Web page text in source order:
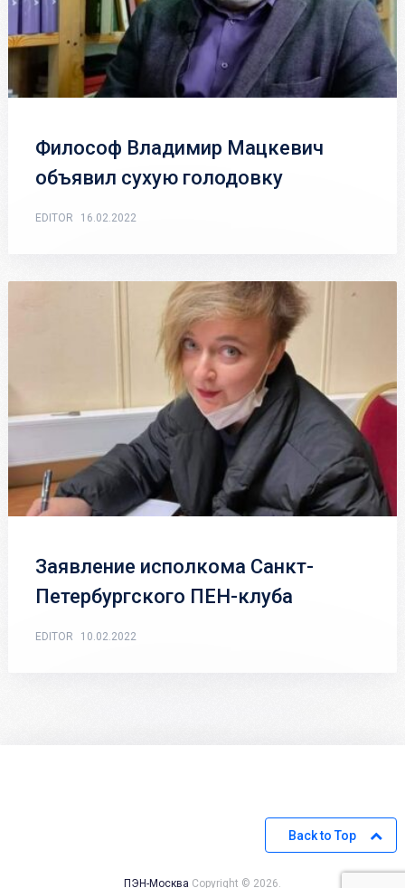
Философ Владимир Мацкевич
объявил сухую голодовку
EDITOR 16.02.2022
Заявление исполкома Санкт-
Петербургского ПЕН-клуба
EDITOR 10.02.2022
Back to Top
ПЭН-Москва Copyright © 2026.